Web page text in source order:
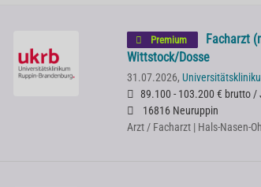
Premium
Facharzt
Wittstock/Dosse
31.07.2026,
89.100 - 103.200 € brutto /
16816 Neuruppin
Arzt / Facharzt | Hals-Nasen-